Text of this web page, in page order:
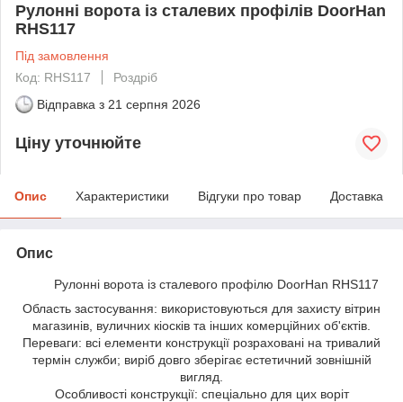
Рулонні ворота із сталевих профілів DoorHan
RHS117
Під замовлення
Код: RHS117
Роздріб
Відправка з 21 серпня 2026
Ціну уточнюйте
Опис Характеристики Відгуки про товар Доставка
Опис
Рулонні ворота із сталевого профілю DoorHan RHS117
Область застосування: використовуються для захисту вітрин
магазинів, вуличних кіосків та інших комерційних об'єктів.
Переваги: всі елементи конструкції розраховані на тривалий
термін служби; виріб довго зберігає естетичний зовнішній
вигляд.
Особливості конструкції: спеціально для цих воріт